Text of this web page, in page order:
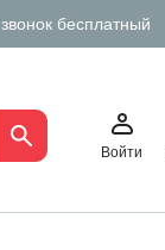
звонок бесплатный
Войти